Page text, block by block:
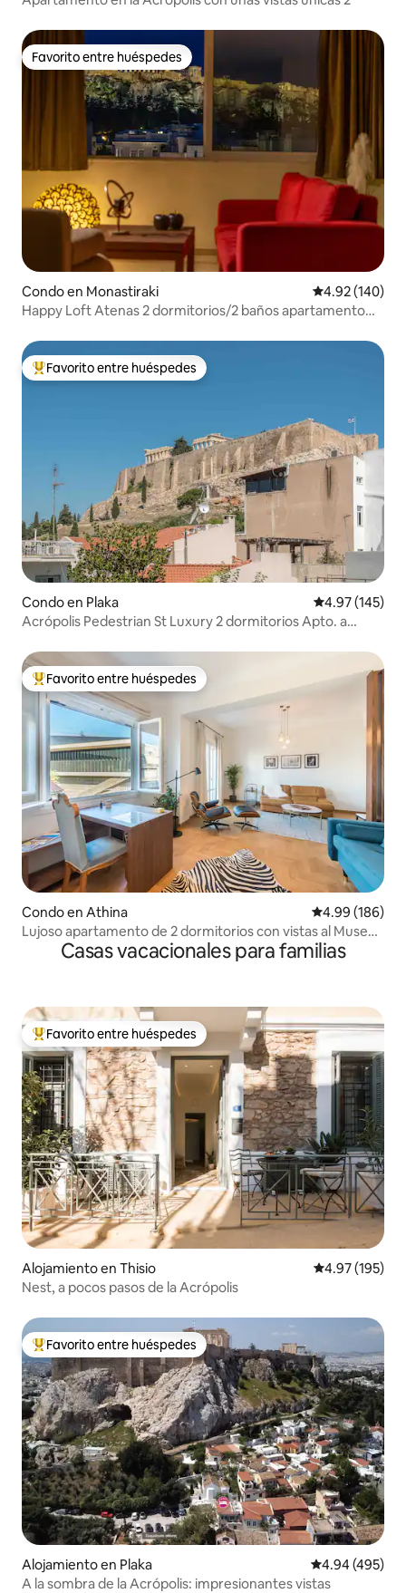
Favorito entre huéspedes
Favorito entre huéspedes
Condo en Monastiraki Calificación
4.92 (140)
Happy Loft Atenas 2 dormitorios/2 baños apartamento
Favorito entre huéspedes preferido
Favorito entre huéspedes
Condo en Plaka Calificación
4.97 (145)
Acrópolis Pedestrian St Luxury 2 dormitorios Apto. a
Favorito entre huéspedes preferido
Favorito entre huéspedes
Condo en Athina Calificación
4.99 (186)
Lujoso apartamento de 2 dormitorios con vistas al Museo
de la Acrópolis
Casas vacacionales para familias
Favorito entre huéspedes preferido
Favorito entre huéspedes
Alojamiento en Thisio Calificación
4.97 (195)
Nest, a pocos pasos de la Acrópolis
Favorito entre huéspedes preferido
Favorito entre huéspedes
Alojamiento en Plaka Calificación
4.94 (495)
A la sombra de la Acrópolis: impresionantes vistas